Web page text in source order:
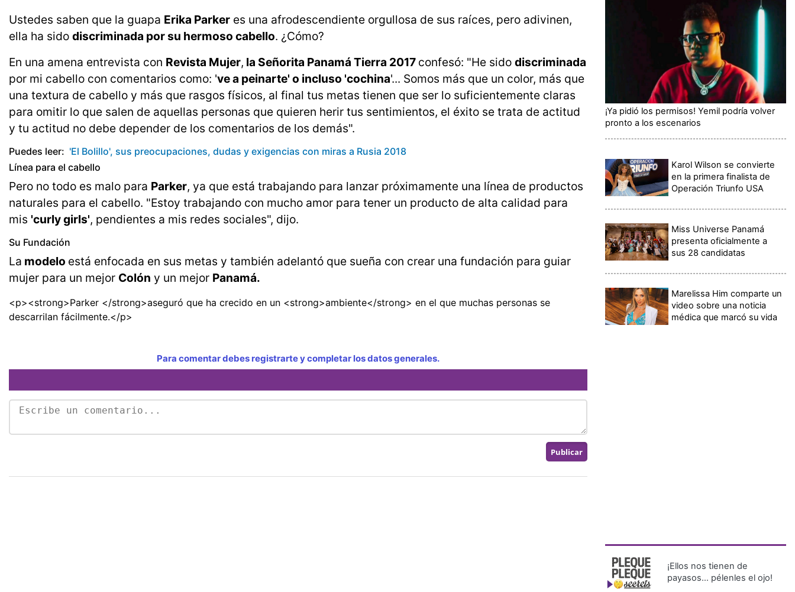
Ustedes saben que la guapa Erika Parker es una afrodescendiente orgullosa de sus raíces, pero adivinen,
ella ha sido discriminada por su hermoso cabello. ¿Cómo?
En una amena entrevista con Revista Mujer, la Señorita Panamá Tierra 2017 confesó: "He sido discriminada
por mi cabello con comentarios como: 've a peinarte' o incluso 'cochina'... Somos más que un color, más que
una textura de cabello y más que rasgos físicos, al final tus metas tienen que ser lo suficientemente claras
para omitir lo que salen de aquellas personas que quieren herir tus sentimientos, el éxito se trata de actitud
y tu actitud no debe depender de los comentarios de los demás".
Puedes leer: 'El Bolillo', sus preocupaciones, dudas y exigencias con miras a Rusia 2018
Línea para el cabello
Pero no todo es malo para Parker, ya que está trabajando para lanzar próximamente una línea de productos
naturales para el cabello. "Estoy trabajando con mucho amor para tener un producto de alta calidad para
mis 'curly girls', pendientes a mis redes sociales", dijo.
Su Fundación
La modelo está enfocada en sus metas y también adelantó que sueña con crear una fundación para guiar
mujer para un mejor Colón y un mejor Panamá.
<p><strong>Parker </strong>aseguró que ha crecido en un <strong>ambiente</strong> en el que muchas personas se
descarrilan fácilmente.</p>
Para comentar debes registrarte y completar los datos generales.
¡Ya pidió los permisos! Yemil podría volver
pronto a los escenarios
Karol Wilson se convierte
en la primera finalista de
Operación Triunfo USA
Miss Universe Panamá
presenta oficialmente a
sus 28 candidatas
Marelissa Him comparte un
video sobre una noticia
médica que marcó su vida
¡Ellos nos tienen de
payasos… pélenles el ojo!